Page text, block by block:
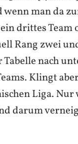
man da
drittes
Rang zwei
nach
Klingt
Liga.
darum